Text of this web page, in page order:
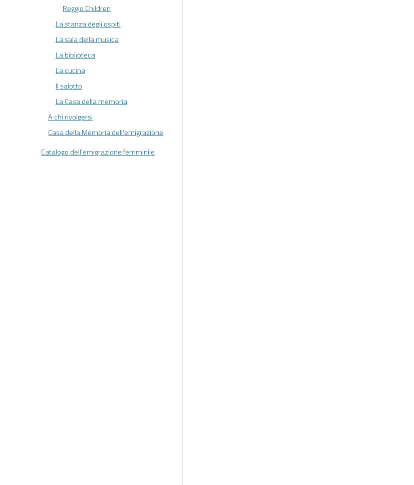
Reggio Children
La stanza degli ospiti
La sala della musica
La biblioteca
La cucina
Il salotto
La Casa della memoria
A chi rivolgersi
Casa della Memoria dell'emigrazione
Catalogo dell'emigrazione femminile